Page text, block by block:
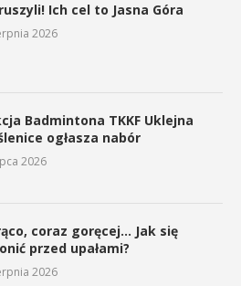
Ich cel to Jasna Góra
2026
Badmintona TKKF Uklejna
ogłasza nabór
2026
coraz goręcej… Jak się
przed upałami?
2026